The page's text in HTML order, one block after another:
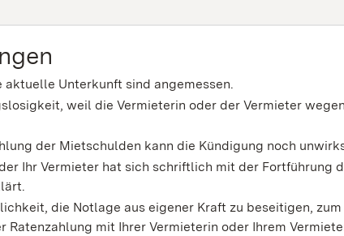
aktuelle Unterkunft sind angemessen.
weil die Vermieterin oder der Vermieter
der Mietschulden kann die Kündigung noch
Ihr Vermieter hat sich schriftlich mit der Fortführung
die Notlage aus eigener Kraft zu beseitigen,
Ratenzahlung mit Ihrer Vermieterin oder Ihrem